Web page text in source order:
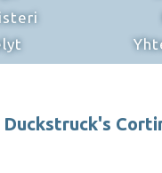
Duckstruck's